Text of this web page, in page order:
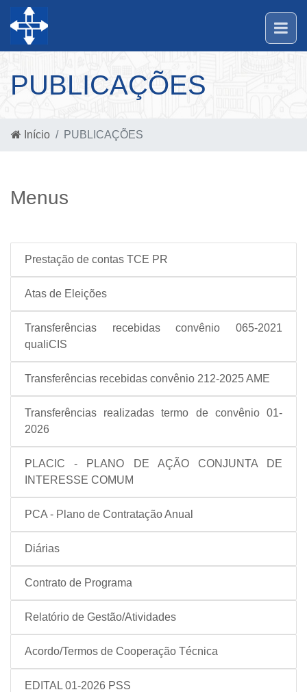
PUBLICAÇÕES
Início PUBLICAÇÕES
Menus
Prestação de contas TCE PR
Atas de Eleições
Transferências recebidas convênio 065-2021
qualiCIS
Transferências recebidas convênio 212-2025 AME
Transferências realizadas termo de convênio 01-
2026
PLACIC - PLANO DE AÇÃO CONJUNTA DE
INTERESSE COMUM
PCA - Plano de Contratação Anual
Diárias
Contrato de Programa
Relatório de Gestão/Atividades
Acordo/Termos de Cooperação Técnica
EDITAL 01-2026 PSS